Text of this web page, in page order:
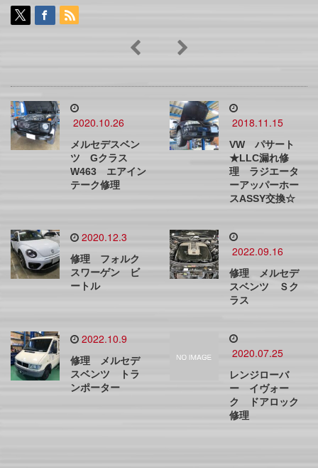
2020.10.26
メルセデスベン
ツ Gクラス
W463 エアイン
テーク修理
2018.11.15
VW パサート
★LLC漏れ修
理 ラジエータ
ーアッパーホー
スASSY交換☆
2020.12.3
修理 フォルク
スワーゲン ビ
ートル
2022.09.16
修理 メルセデ
スベンツ Ｓク
ラス
2022.10.9
修理 メルセデ
スベンツ トラ
ンポーター
2020.07.25
レンジローバ
ー イヴォー
ク ドアロック
修理